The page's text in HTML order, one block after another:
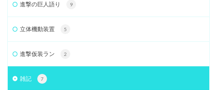
進撃の巨人語り 9
立体機動装置 5
進撃仮装ラン 2
雑記 7